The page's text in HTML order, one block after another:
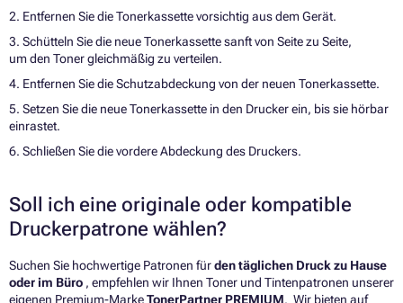
2. Entfernen Sie die Tonerkassette vorsichtig aus dem Gerät.
3. Schütteln Sie die neue Tonerkassette sanft von Seite zu Seite,
um den Toner gleichmäßig zu verteilen.
4. Entfernen Sie die Schutzabdeckung von der neuen Tonerkassette.
5. Setzen Sie die neue Tonerkassette in den Drucker ein, bis sie hörbar
einrastet.
6. Schließen Sie die vordere Abdeckung des Druckers.
Soll ich eine originale oder kompatible
Druckerpatrone wählen?
Suchen Sie hochwertige Patronen fürden täglichen Druck zu Hause
oder im Büro , empfehlen wir Ihnen Toner und Tintenpatronen unserer
eigenen Premium-MarkeTonerPartner PREMIUM. Wir bieten auf